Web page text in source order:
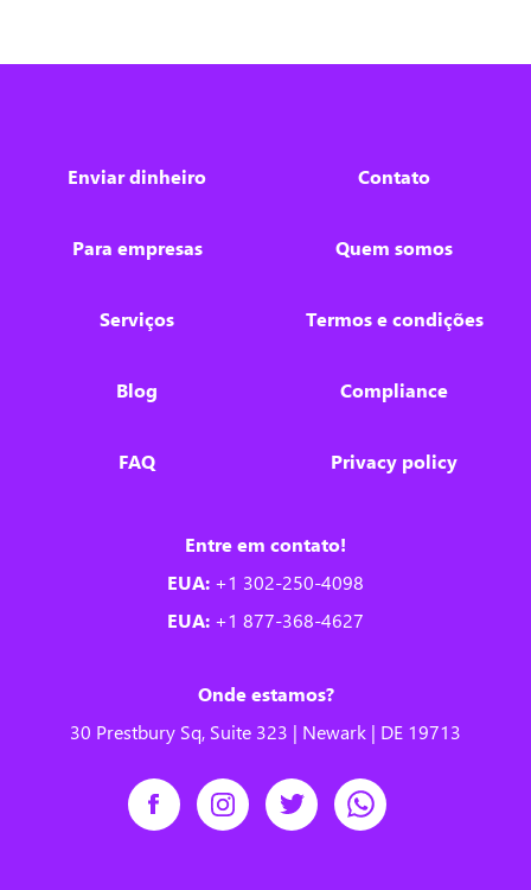
Enviar dinheiro
Para empresas
Serviços
Blog
FAQ
Contato
Quem somos
Termos e condições
Compliance
Privacy policy
Entre em contato!
EUA: +1 302-250-4098
EUA: +1 877-368-4627
Onde estamos?
30 Prestbury Sq, Suite 323 | Newark | DE 19713
Apenas necessários
Personalizar